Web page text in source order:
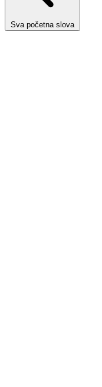
Sva početna slova